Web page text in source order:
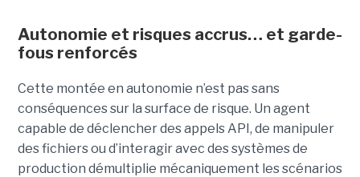
Autonomie et risques accrus… et garde-
fous renforcés
Cette montée en autonomie n’est pas sans
conséquences sur la surface de risque. Un agent
capable de déclencher des appels API, de manipuler
des fichiers ou d’interagir avec des systèmes de
production démultiplie mécaniquement les scénarios